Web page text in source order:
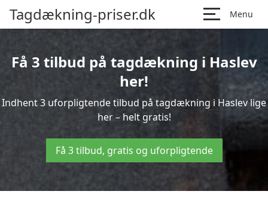
Tagdækning-priser.dk Menu
Få 3 tilbud på tagdækning i Haslev
her!
Indhent 3 uforpligtende tilbud på tagdækning i Haslev lige
her – helt gratis!
Få 3 tilbud, gratis og uforpligtende